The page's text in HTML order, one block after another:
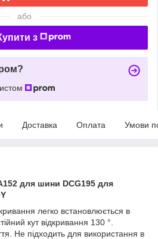
або
з
Доставка Оплата Умови
для шини DCG195 для
легко встановлюється в
кут відкривання 130 °.
Не підходить для використання в